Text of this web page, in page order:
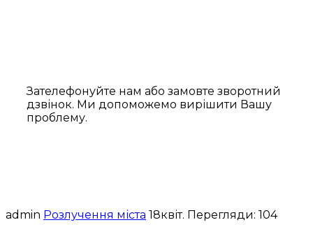
Зателефонуйте нам або замовте зворотний
дзвінок. Ми допоможемо вирішити Вашу
проблему.
admin Розлучення міста 18квіт. Перегляди: 104